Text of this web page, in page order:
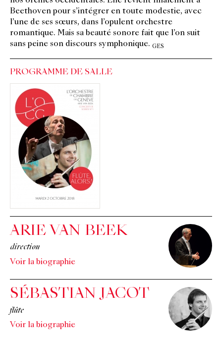
Beethoven pour s’intégrer en toute modestie, avec
l’une de ses sœurs, dans l’opulent orchestre
romantique. Mais sa beauté sonore fait que l’on suit
sans peine son discours symphonique. GES
PROGRAMME DE SALLE
ARIE VAN BEEK
direction
Voir la biographie
SÉBASTIAN JACOT
flûte
Voir la biographie